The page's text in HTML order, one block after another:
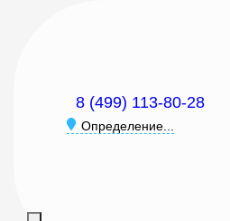
8 (499) 113-80-28
Определение...